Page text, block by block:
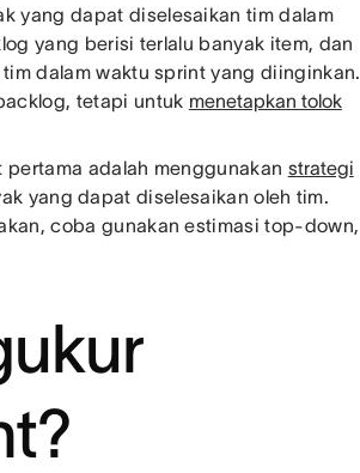
yang dapat diselesaikan tim dalam
yang berisi terlalu banyak item, dan
dalam waktu sprint yang diinginkan.
tetapi untuk menetapkan tolok
adalah menggunakan strategi
yang dapat diselesaikan oleh tim.
coba gunakan estimasi top-down,